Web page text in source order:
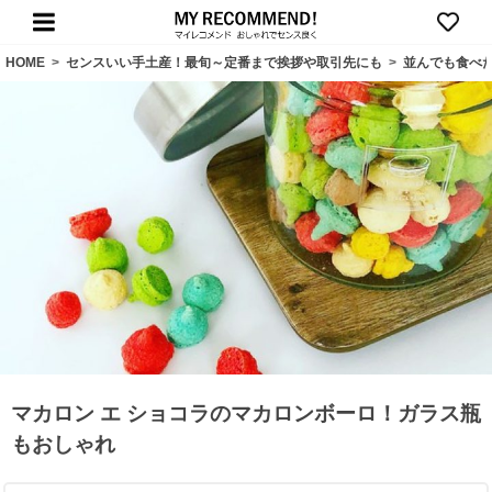
HOME > センスいい手土産！最旬～定番まで挨拶や取引先にも > 並んでも食べ
マカロン エ ショコラのマカロンボーロ！ガラス瓶
もおしゃれ